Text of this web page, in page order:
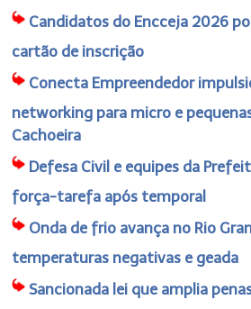
Candidatos do Encceja 2026
cartão de inscrição
Conecta Empreendedor
networking para micro e
Cachoeira
Defesa Civil e equipes da
força-tarefa após temporal
Onda de frio avança no Rio
temperaturas negativas e geada
Sancionada lei que amplia